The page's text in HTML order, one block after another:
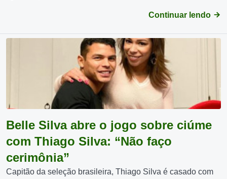
Continuar lendo
Belle Silva abre o jogo sobre ciúme
com Thiago Silva: “Não faço
cerimônia”
Capitão da seleção brasileira, Thiago Silva é casado com